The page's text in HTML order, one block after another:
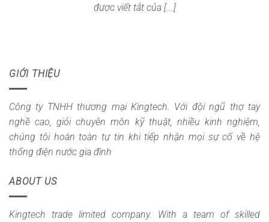
được viết tắt của [...]
GIỚI THIỆU
Công ty TNHH thương mại Kingtech. Với đội ngũ thợ tay
nghề cao, giỏi chuyên môn kỹ thuật, nhiều kinh nghiệm,
chúng tôi hoàn toàn tự tin khi tiếp nhận mọi sự cố về hệ
thống điện nước gia đình
ABOUT US
Kingtech trade limited company. With a team of skilled